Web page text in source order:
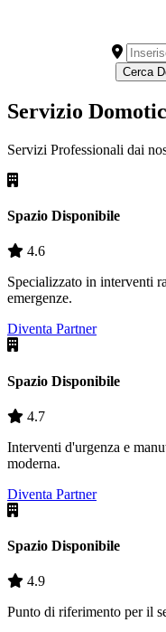
Servizio
Servizi Professionali dai
Spazio Disponibile
4.6
Specializzato in interventi
emergenze.
Diventa Partner
Spazio Disponibile
4.7
Interventi d'urgenza e
moderna.
Diventa Partner
Spazio Disponibile
4.9
Punto di riferimento per il